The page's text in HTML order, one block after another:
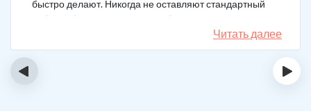
быстро делают. Никогда не оставляют стандартный
набор таблеток, а именно подбирают
индивидуальный комплекс под конкретный случай.
Несколько раз делал вызов, и назначения были под
Читать далее
‹ ›